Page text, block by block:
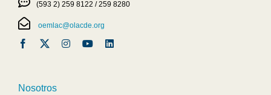
(593 2) 259 8122 / 259 8280
oemlac@olacde.org
Nosotros